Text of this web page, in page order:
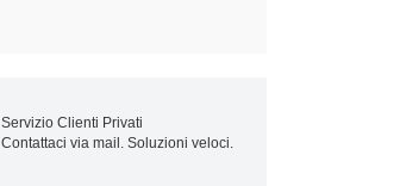
Servizio Clienti Privati
Contattaci via mail. Soluzioni veloci.